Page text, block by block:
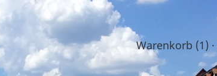
Warenkorb (1) ·